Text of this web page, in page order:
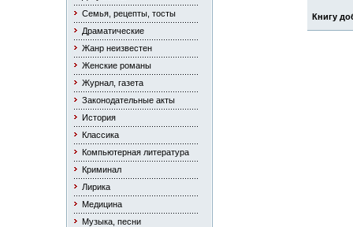
Семья, рецепты, тосты
Драматические
Жанр неизвестен
Женские романы
Журнал, газета
Законодательные акты
История
Классика
Компьютерная литература
Криминал
Лирика
Медицина
Музыка, песни
Книгу